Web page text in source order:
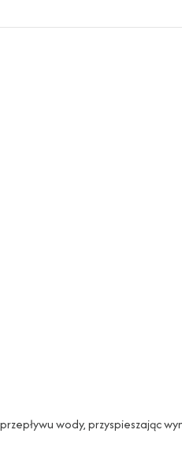
przepływu wody, przyspieszając